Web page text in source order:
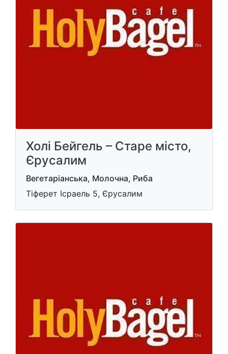
Холі Бейгель – Старе місто,
Єрусалим
Вегетаріанська, Молочна, Риба
Тіферет Ісраель 5, Єрусалим